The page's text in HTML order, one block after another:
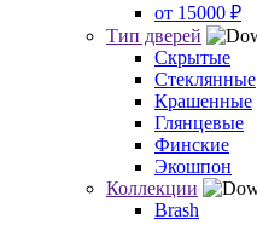
от 15000 ₽
Тип дверей
Скрытые
Стеклянные
Крашенные
Глянцевые
Финские
Экошпон
Коллекции
Brash